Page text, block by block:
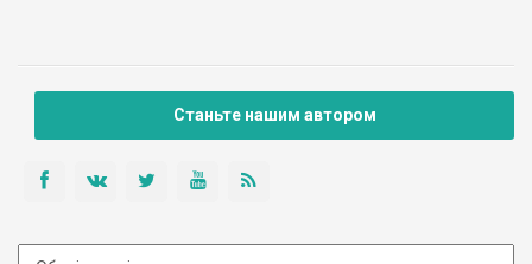
Станьте нашим автором